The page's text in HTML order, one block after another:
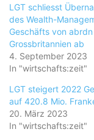
LGT schliesst
des Wealth-
Geschäfts von abrdn
Grossbritannien ab
4. September 2023
In "wirtschafts:zeit"
LGT steigert 2022
auf 420.8 Mio.
20. März 2023
In "wirtschafts:zeit"